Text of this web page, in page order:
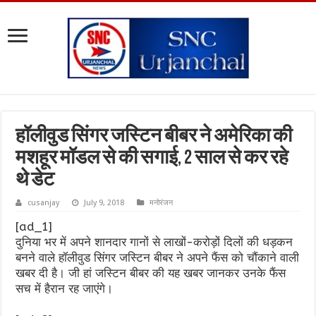
हॉलीवुड सिंगर जस्टिन बीबर ने अमेरिका की
मशहूर मॉडल से की सगाई, 2 साल से कर रहे
थे डेट
cusanjay July 9, 2018 मनोरंजन
[ad_1]
दुनिया भर में अपने शानदार गानों से लाखों-करोड़ों दिलों की धड़कन
बनने वाले हॉलीवुड सिंगर जस्टिन बीबर ने अपने फैंस को चौंकाने वाली
खबर दी है। जी हां जस्टिन बीबर की यह खबर जानकर उनके फैंस
सच में हैरान रह जाएंगे।